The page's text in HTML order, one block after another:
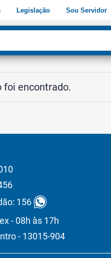
Legislação Sou Servidor
foi encontrado.
156
- 08h às 17h
- 13015-904